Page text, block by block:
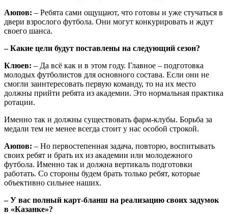
Аюпов: – Ребята сами ощущают, что готовы и уже стучаться в
двери взрослого футбола. Они могут конкурировать и ждут
своего шанса.
– Какие цели будут поставлены на следующий сезон?
Клюев: – Да всё как и в этом году. Главное – подготовка
молодых футболистов для основного состава. Если они не
смогли заинтересовать первую команду, то на их место
должны прийти ребята из академии. Это нормальная практика
ротации.
Именно так и должны существовать фарм-клубы. Борьба за
медали тем не менее всегда стоит у нас особой строкой.
Аюпов: – Но первостепенная задача, повторю, воспитывать
своих ребят и брать их из академии или молодежного
футбола. Именно так и должна вертикаль подготовки
работать. Со стороны будем брать только ребят, которые
объективно сильнее наших.
– У вас полный карт-бланш на реализацию своих задумок
в «Казанке»?